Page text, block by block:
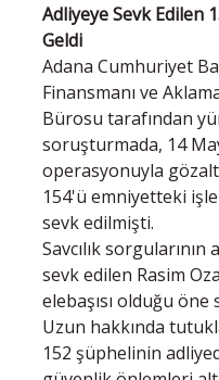
Adliyeye Sevk Edilen
Geldi
Adana Cumhuriyet
Finansmanı ve
Bürosu tarafından
soruşturmada, 14
operasyonuyla
154'ü emniyetteki
sevk edilmişti.
Savcılık
sevk edilen Rasim
elebaşısı olduğu
Uzun hakkında
152 şüphelinin